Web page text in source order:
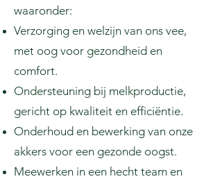
waaronder:
Verzorging en welzijn van ons vee,
met oog voor gezondheid en
comfort.
Ondersteuning bij melkproductie,
gericht op kwaliteit en efficiëntie.
Onderhoud en bewerking van onze
akkers voor een gezonde oogst.
Meewerken in een hecht team en